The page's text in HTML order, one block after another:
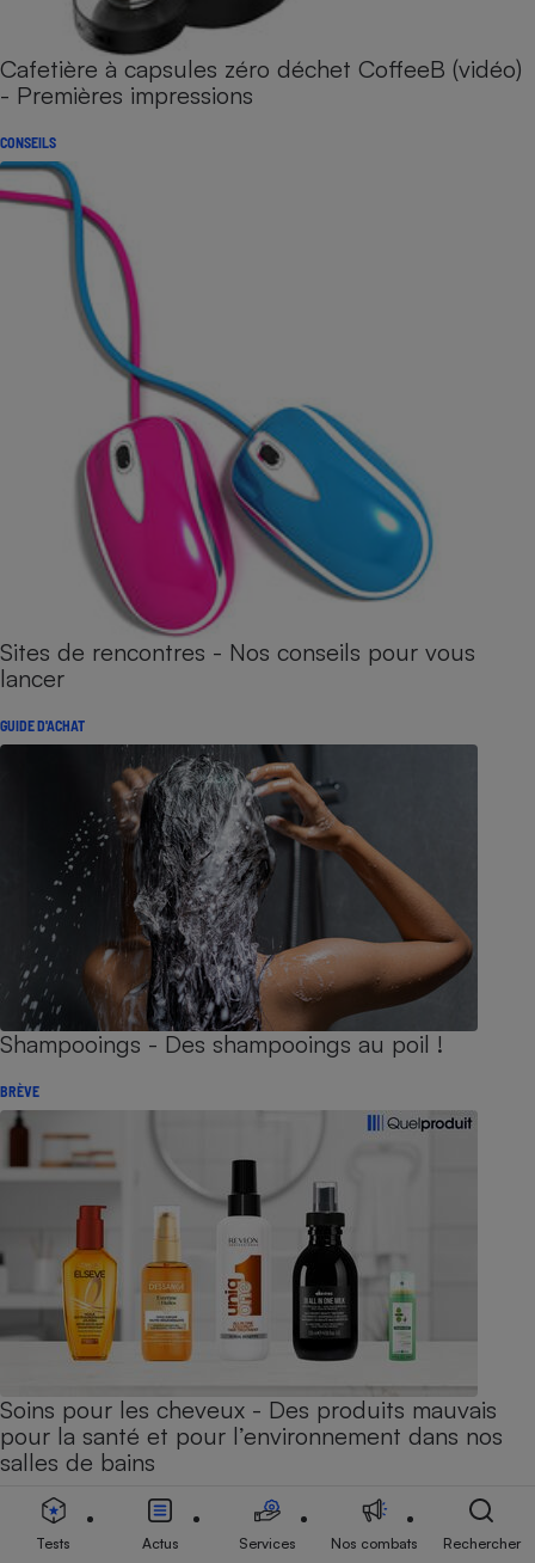
Cafetière à capsules zéro déchet CoffeeB (vidéo)
- Premières impressions
CONSEILS
Sites de rencontres - Nos conseils pour vous
lancer
GUIDE D'ACHAT
Shampooings - Des shampooings au poil !
BRÈVE
Soins pour les cheveux - Des produits mauvais
pour la santé et pour l’environnement dans nos
salles de bains
ENQUÊTE
Tests Actus Services Nos combats Rechercher